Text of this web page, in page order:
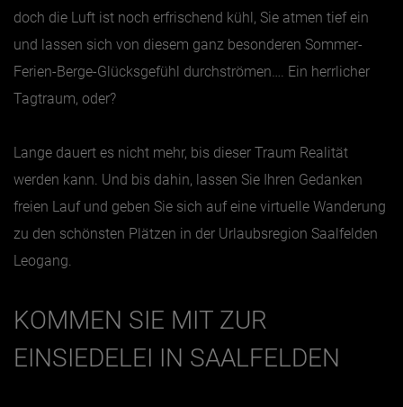
Jänner
Februar
März
April
Juli
August
September
November
Dezember
doch die Luft ist noch erfrischend kühl, Sie atmen tief ein
und lassen sich von diesem ganz besonderen Sommer-
Ferien-Berge-Glücksgefühl durchströmen…. Ein herrlicher
Tagtraum, oder?
Lange dauert es nicht mehr, bis dieser Traum Realität
werden kann. Und bis dahin, lassen Sie Ihren Gedanken
freien Lauf und geben Sie sich auf eine virtuelle Wanderung
zu den schönsten Plätzen in der Urlaubsregion Saalfelden
Leogang.
KOMMEN SIE MIT ZUR
EINSIEDELEI IN SAALFELDEN